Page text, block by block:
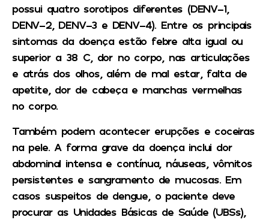
possui quatro sorotipos diferentes (DENV-1,
DENV-2, DENV-3 e DENV-4). Entre os principais
sintomas da doença estão febre alta igual ou
superior a 38°C, dor no corpo, nas articulações
e atrás dos olhos, além de mal estar, falta de
apetite, dor de cabeça e manchas vermelhas
no corpo.
Também podem acontecer erupções e coceiras
na pele. A forma grave da doença inclui dor
abdominal intensa e contínua, náuseas, vômitos
persistentes e sangramento de mucosas. Em
casos suspeitos de dengue, o paciente deve
procurar as Unidades Básicas de Saúde (UBSs),